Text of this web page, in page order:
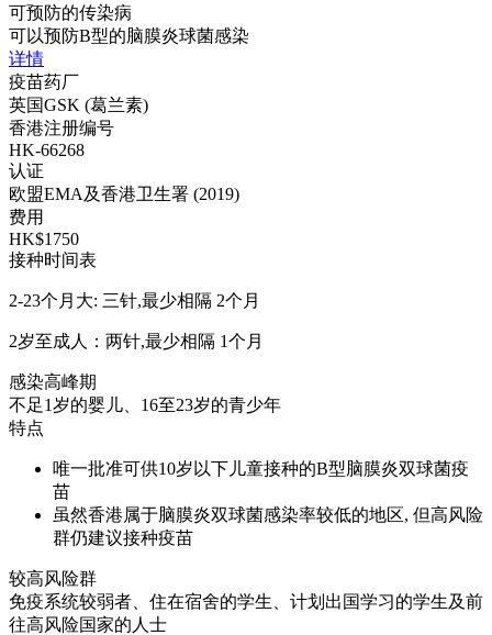
可预防的传染病
可以预防B型的脑膜炎球菌感染
详情
疫苗药厂
英国GSK (葛兰素)
香港注册编号
HK-66268
认证
欧盟EMA及香港卫生署 (2019)
费用
HK$1750
接种时间表
2-23个月大: 三针,最少相隔 2个月
2岁至成人：两针,最少相隔 1个月
感染高峰期
不足1岁的婴儿、16至23岁的青少年
特点
唯一批准可供10岁以下儿童接种的B型脑膜炎双球菌疫
苗
虽然香港属于脑膜炎双球菌感染率较低的地区, 但高风险
群仍建议接种疫苗
较高风险群
免疫系统较弱者、住在宿舍的学生、计划出国学习的学生及前
往高风险国家的人士